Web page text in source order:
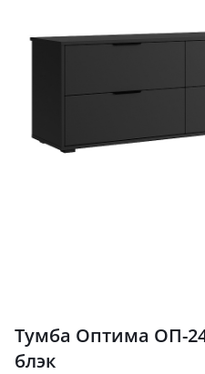
Тумба Оптима ОП-
блэк